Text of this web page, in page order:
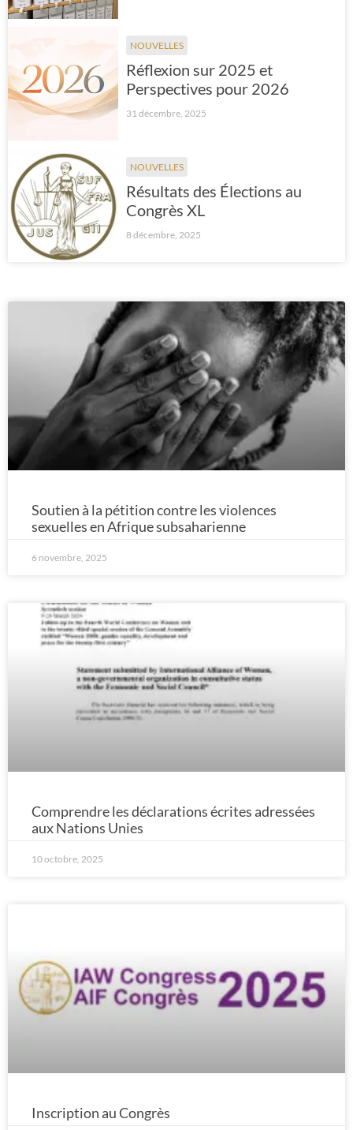
NOUVELLES
Réflexion sur 2025 et
Perspectives pour 2026
31 décembre, 2025
NOUVELLES
Résultats des Élections au
Congrès XL
8 décembre, 2025
Soutien à la pétition contre les violences
sexuelles en Afrique subsaharienne
6 novembre, 2025
Comprendre les déclarations écrites adressées
aux Nations Unies
10 octobre, 2025
Inscription au Congrès